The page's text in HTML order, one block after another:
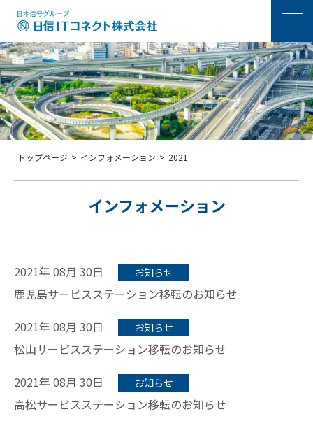
メニ
トップページ > インフォメーション > 2021
インフォメーション
2021年 08月 30日 お知らせ
鹿児島サービスステーション移転のお知らせ
2021年 08月 30日
お知らせ
松山サービスステーション移転のお知らせ
2021年 08月 30日
お知らせ
高松サービスステーション移転のお知らせ